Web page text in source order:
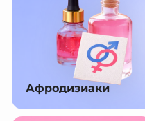
Афродизиаки